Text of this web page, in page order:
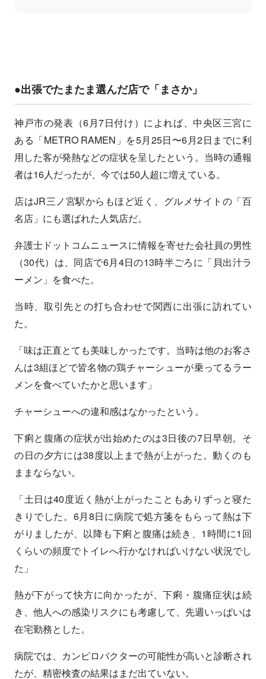
●出張でたまたま選んだ店で「まさか」
神戸市の発表（6月7日付け）によれば、中央区三宮に
ある「METRO RAMEN」を5月25日〜6月2日までに利
用した客が発熱などの症状を呈したという。当時の通報
者は16人だったが、今では50人超に増えている。
店はJR三ノ宮駅からもほど近く、グルメサイトの「百
名店」にも選ばれた人気店だ。
弁護士ドットコムニュースに情報を寄せた会社員の男性
（30代）は、同店で6月4日の13時半ごろに「貝出汁ラ
ーメン」を食べた。
当時、取引先との打ち合わせで関西に出張に訪れてい
た。
「味は正直とても美味しかったです。当時は他のお客さ
んは3組ほどで皆名物の鶏チャーシューが乗ってるラー
メンを食べていたかと思います」
チャーシューへの違和感はなかったという。
下痢と腹痛の症状が出始めたのは3日後の7日早朝。そ
の日の夕方には38度以上まで熱が上がった。動くのも
ままならない。
「土日は40度近く熱が上がったこともありずっと寝た
きりでした。6月8日に病院で処方箋をもらって熱は下
がりましたが、以降も下痢と腹痛は続き、1時間に1回
くらいの頻度でトイレへ行かなければいけない状況でし
た」
熱が下がって快方に向かったが、下痢・腹痛症状は続
き、他人への感染リスクにも考慮して、先週いっぱいは
在宅勤務とした。
病院では、カンピロバクターの可能性が高いと診断され
たが、精密検査の結果はまだ出ていない。